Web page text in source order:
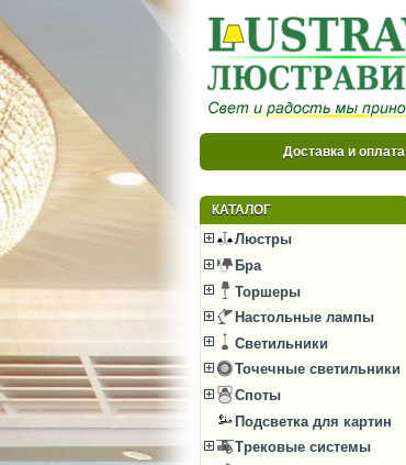
Доставка и оплата
КАТАЛОГ
Люстры
Бра
Торшеры
Настольные лампы
Светильники
Точечные светильники
Споты
Подсветка для картин
Трековые системы